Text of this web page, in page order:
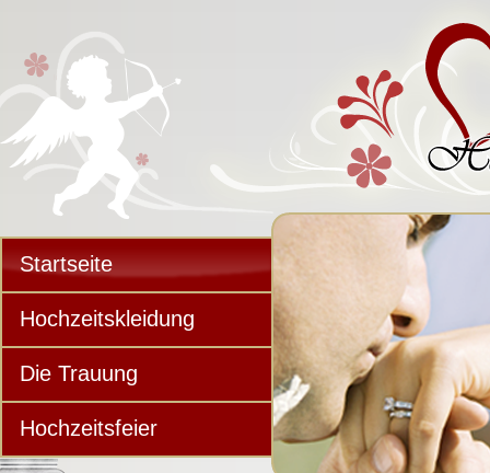
Startseite
Hochzeitskleidung
Die Trauung
Hochzeitsfeier